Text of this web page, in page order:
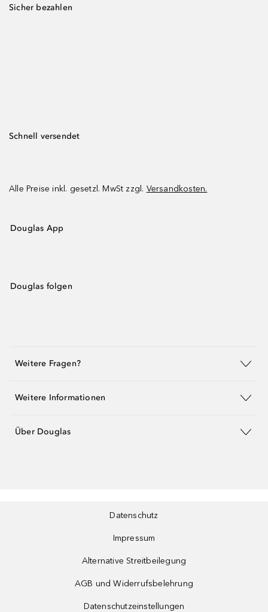
Sicher bezahlen
Schnell versendet
Alle Preise inkl. gesetzl. MwSt zzgl. Versandkosten.
Douglas App
Douglas folgen
Weitere Fragen?
Weitere Informationen
Über Douglas
Datenschutz
Impressum
Alternative Streitbeilegung
AGB und Widerrufsbelehrung
Datenschutzeinstellungen